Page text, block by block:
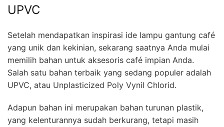
UPVC
Setelah mendapatkan inspirasi ide lampu gantung café
yang unik dan kekinian, sekarang saatnya Anda mulai
memilih bahan untuk aksesoris café impian Anda.
Salah satu bahan terbaik yang sedang populer adalah
UPVC, atau Unplasticized Poly Vynil Chlorid.
Adapun bahan ini merupakan bahan turunan plastik,
yang kelenturannya sudah berkurang, tetapi masih